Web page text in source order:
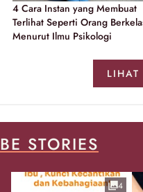
4 Cara Instan yang Membuat
Terlihat Seperti Orang
Menurut Ilmu Psikologi
BE STORIES
4